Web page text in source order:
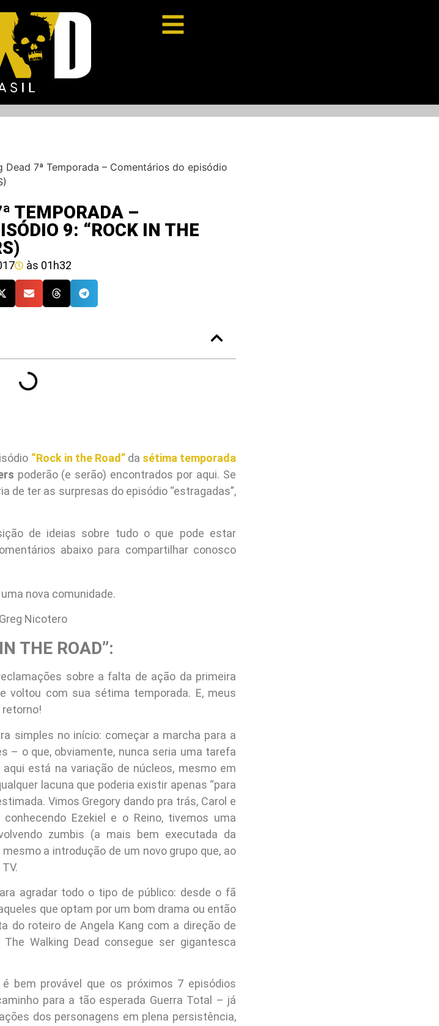
Dead 7ª Temporada – Comentários do episódio
TEMPORADA –
9: “ROCK IN THE
às 01h32
“Rock in the Road”da sétima temporada
poderão (e serão) encontrados por aqui. Se
de ter as surpresas do episódio “estragadas”,
de ideias sobre tudo o que pode estar
abaixo para compartilhar conosco
nova comunidade.
Greg Nicotero
THE ROAD”:
sobre a falta de ação da primeira
voltou com sua sétima temporada. E, meus
retorno!
simples no início: começar a marcha para a
– o que, obviamente, nunca seria uma tarefa
está na variação de núcleos, mesmo em
lacuna que poderia existir apenas “para
Vimos Gregory dando pra trás, Carol e
Ezekiel e o Reino, tivemos uma
zumbis (a mais bem executada da
a introdução de um novo grupo que, ao
agradar todo o tipo de público: desde o fã
que optam por um bom drama ou então
do roteiro de Angela Kang com a direção de
Walking Dead consegue ser gigantesca
bem provável que os próximos 7 episódios
para a tão esperada Guerra Total – já
dos personagens em plena persistência,